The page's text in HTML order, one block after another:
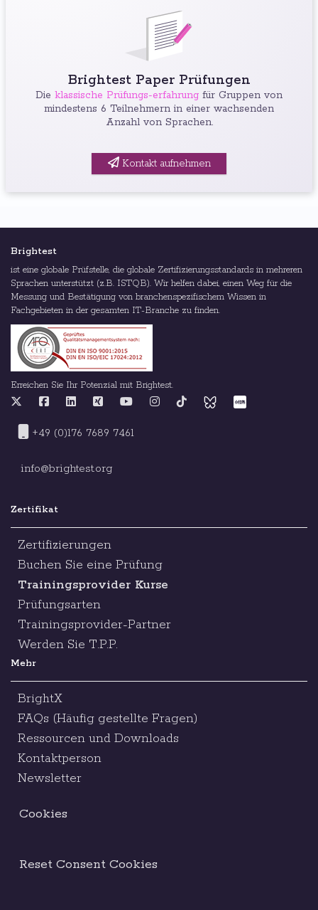
Brightest Paper Prüfungen
Die klassische Prüfungs-erfahrung für Gruppen von
mindestens 6 Teilnehmern in einer wachsenden
Anzahl von Sprachen.
Kontakt aufnehmen
Brightest
ist eine globale Prüfstelle, die globale Zertifizierungsstandards in mehreren
Sprachen unterstützt (z.B. ISTQB). Wir helfen dabei, einen Weg für die
Messung und Bestätigung von branchenspezifischem Wissen in
Fachgebieten in der gesamten IT-Branche zu finden.
Erreichen Sie Ihr Potenzial mit Brightest.
+49 (0)176 7689 7461
info@brightest.org
Zertifikat
Zertifizierungen
Buchen Sie eine Prüfung
Trainingsprovider Kurse
Prüfungsarten
Trainingsprovider-Partner
Werden Sie T.P.P.
Mehr
BrightX
FAQs (Häufig gestellte Fragen)
Ressourcen und Downloads
Kontaktperson
Newsletter
Cookies
Reset Consent Cookies